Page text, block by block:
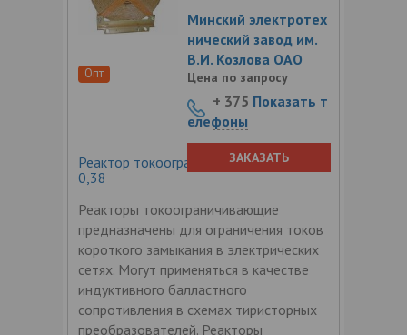
Опт
Реактор токоограничивающий РТТ
0,38
Реакторы токоограничивающие
предназначены для ограничения токов
короткого замыкания в электрических
сетях. Могут применяться в качестве
индуктивного балластного
сопротивления в схемах тиристорных
преобразователей. Реакторы
Минский электротех
нический завод им.
В.И. Козлова ОАО
Цена по запросу
+ 375 Показать т
елефоны
ЗАКАЗАТЬ